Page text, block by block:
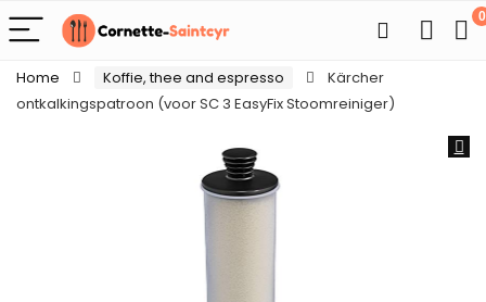
0
Home Koffie, thee and espresso
Kärcher
ontkalkingspatroon (voor SC 3 EasyFix Stoomreiniger)